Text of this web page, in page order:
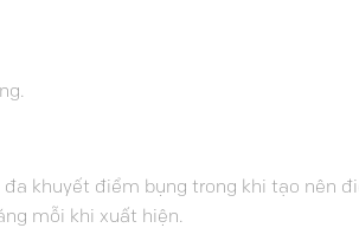
khuyết điểm bụng trong khi tạo nên
mỗi khi xuất hiện.